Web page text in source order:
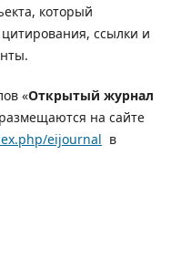
который
ссылки и
«Открытый журнал
на сайте
eijournal в